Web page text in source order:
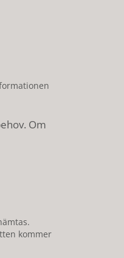
Om
kommer